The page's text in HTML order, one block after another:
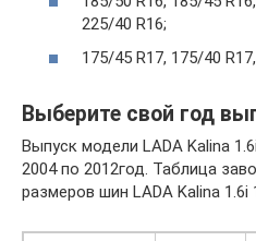
225/40 R16;
175/45 R17, 175/40
Выберите свой год
Выпуск модели LADA Kalina
2004 по 2012год. Таблица
размеров шин LADA Kalina 1.6i